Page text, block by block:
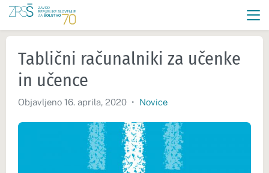
Tablični računalniki za učenke
in učence
Objavljeno 16. aprila, 2020 • Novice